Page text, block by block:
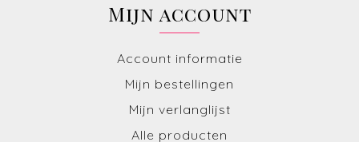
Mijn account
Account informatie
Mijn bestellingen
Mijn verlanglijst
Alle producten